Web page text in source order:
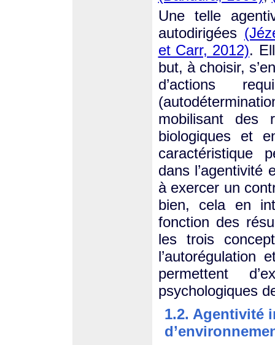
Une telle
autodirigées
et Carr, 2012).
but, à choisir,
d’actions
mobilisant des
biologiques et
caractéristique
dans l’agentivité
à exercer un
bien, cela en
fonction des
les trois
l’autorégulation
permettent
psychologiques
1.2. Agentivité